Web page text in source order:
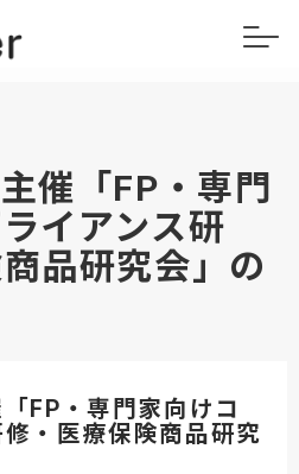
催「FP・専門
イアンス研
品研究会」の
FP・専門家向けコ
・医療保険商品研究